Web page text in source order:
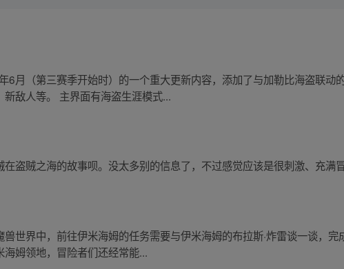
6月（第三赛季开始时）的一个重大更新内容，添加了与加勒比海盗联动
敌人等。 主界面有海盗生涯模式...
盗贼之海的故事呗。没太多别的信息了，不过感觉应该是很刺激、充满冒
世界中，前往伊米海姆的任务需要与伊米海姆的布拉斯·炸雷谈一谈，
姆领地，冒险者们还经常能...